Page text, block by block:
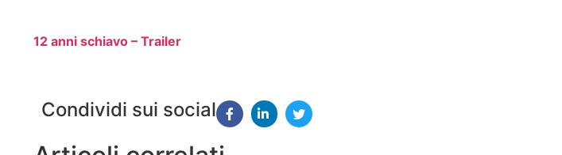
12 anni schiavo – Trailer
Condividi sui social